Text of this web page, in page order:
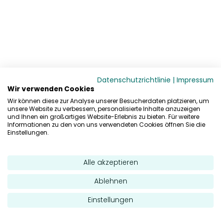
Datenschutzrichtlinie | Impressum
Wir verwenden Cookies
Wir können diese zur Analyse unserer Besucherdaten platzieren, um
unsere Website zu verbessern, personalisierte Inhalte anzuzeigen
und Ihnen ein großartiges Website-Erlebnis zu bieten. Für weitere
Informationen zu den von uns verwendeten Cookies öffnen Sie die
Einstellungen.
Alle akzeptieren
Ablehnen
Einstellungen